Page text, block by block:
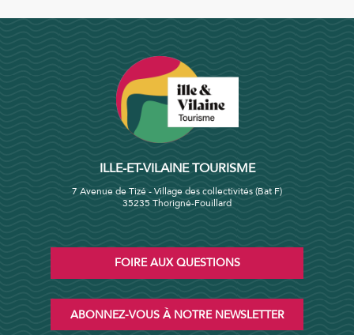
ILLE-ET-VILAINE TOURISME
7 Avenue de Tizé - Village des collectivités (Bat F)
35235 Thorigné-Fouillard
FOIRE AUX QUESTIONS
ABONNEZ-VOUS À NOTRE NEWSLETTER